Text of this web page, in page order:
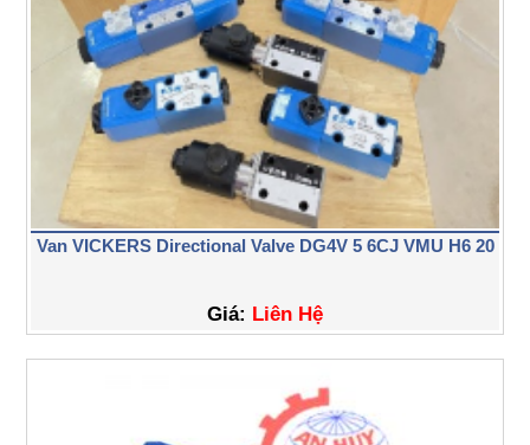
Van VICKERS Directional Valve DG4V 5 6CJ VMU H6 20
Giá: Liên Hệ